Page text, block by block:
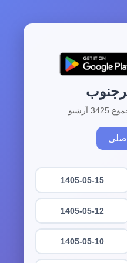
1405-05-15
1405-05-12
1405-05-10